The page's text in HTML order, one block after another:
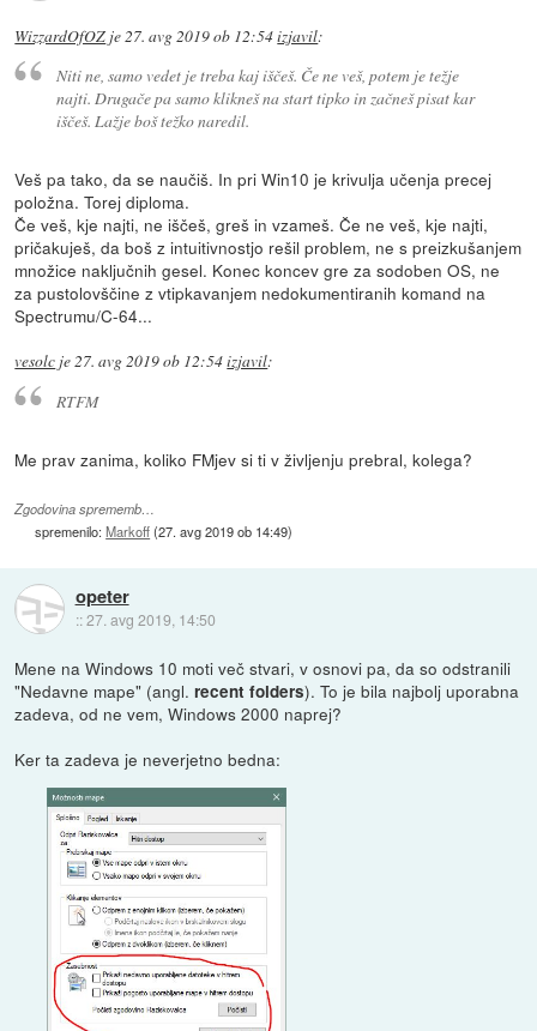
WizzardOfOZ je27. avg 2019 ob 12:54izjavil:
Niti ne, samo vedet je treba kaj iščeš. Če ne veš, potem je težje
najti. Drugače pa samo klikneš na start tipko in začneš pisat kar
iščeš. Lažje boš težko naredil.
Veš pa tako, da se naučiš. In pri Win10 je krivulja učenja precej
položna. Torej diploma.
Če veš, kje najti, ne iščeš, greš in vzameš. Če ne veš, kje najti,
pričakuješ, da boš z intuitivnostjo rešil problem, ne s preizkušanjem
množice naključnih gesel. Konec koncev gre za sodoben OS, ne
za pustolovščine z vtipkavanjem nedokumentiranih komand na
Spectrumu/C-64...
vesolc je27. avg 2019 ob 12:54izjavil:
RTFM
Me prav zanima, koliko FMjev si ti v življenju prebral, kolega?
Zgodovina sprememb…
spremenilo:Markoff(27. avg 2019 ob 14:49)
opeter
::27. avg 2019, 14:50
Mene na Windows 10 moti več stvari, v osnovi pa, da so odstranili
"Nedavne mape" (angl.recent folders). To je bila najbolj uporabna
zadeva, od ne vem, Windows 2000 naprej?
Ker ta zadeva je neverjetno bedna: